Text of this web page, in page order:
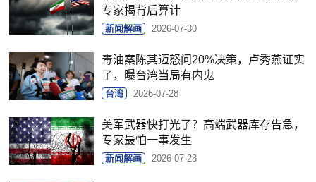
专家揭背后算计
新闻解画 2026-07-30
毒油案陈其迈怒问20%决策，卢秀燕证实
了，曝台湾当局有内鬼
台湾 2026-07-28
美军武器快打光了？高端武器库存告急，
专家最怕一事发生
新闻解画 2026-07-28